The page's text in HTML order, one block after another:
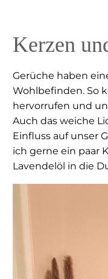
Kerzen
Gerüche haben
Wohlbefinden. So
hervorrufen und
Auch das weiche
Einfluss auf unser
ich gerne ein paar
Lavendelöl in die